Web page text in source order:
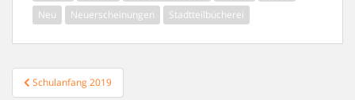
Neu
Neuerscheinungen Stadtteilbücherei
Beitragsnavigation
Schulanfang 2019